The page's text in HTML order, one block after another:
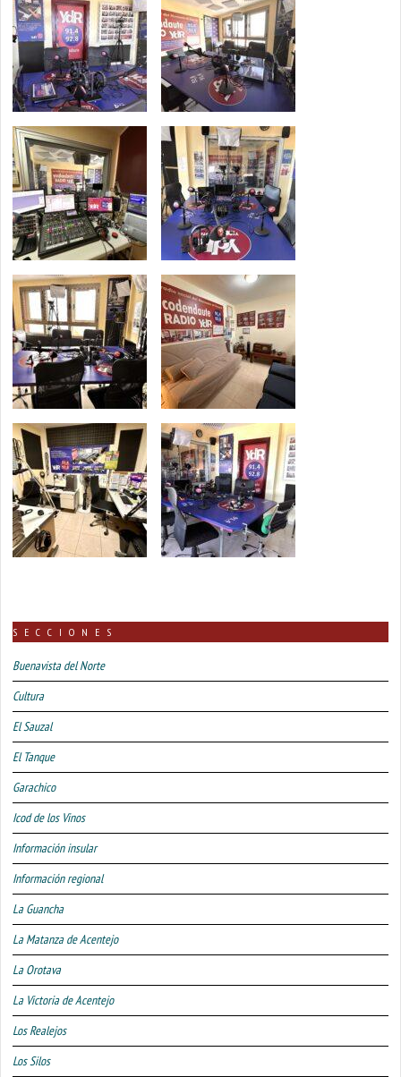
SECCIONES
Buenavista del Norte
Cultura
El Sauzal
El Tanque
Garachico
Icod de los Vinos
Información insular
Información regional
La Guancha
La Matanza de Acentejo
La Orotava
La Victoria de Acentejo
Los Realejos
Los Silos